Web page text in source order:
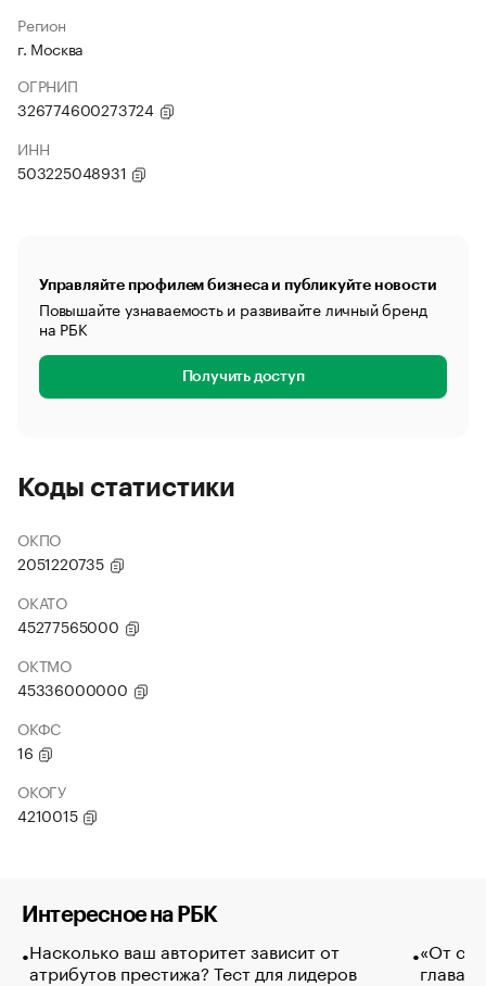
Регион
г. Москва
ОГРНИП
326774600273724
ИНН
503225048931
Управляйте профилем бизнеса и публикуйте новости
Повышайте узнаваемость и развивайте личный бренд
на РБК
Получить доступ
Коды статистики
ОКПО
2051220735
ОКАТО
45277565000
ОКТМО
45336000000
ОКФС
16
ОКОГУ
4210015
Интересное на РБК
Насколько ваш авторитет зависит от
атрибутов престижа? Тест для лидеров
«От
глава